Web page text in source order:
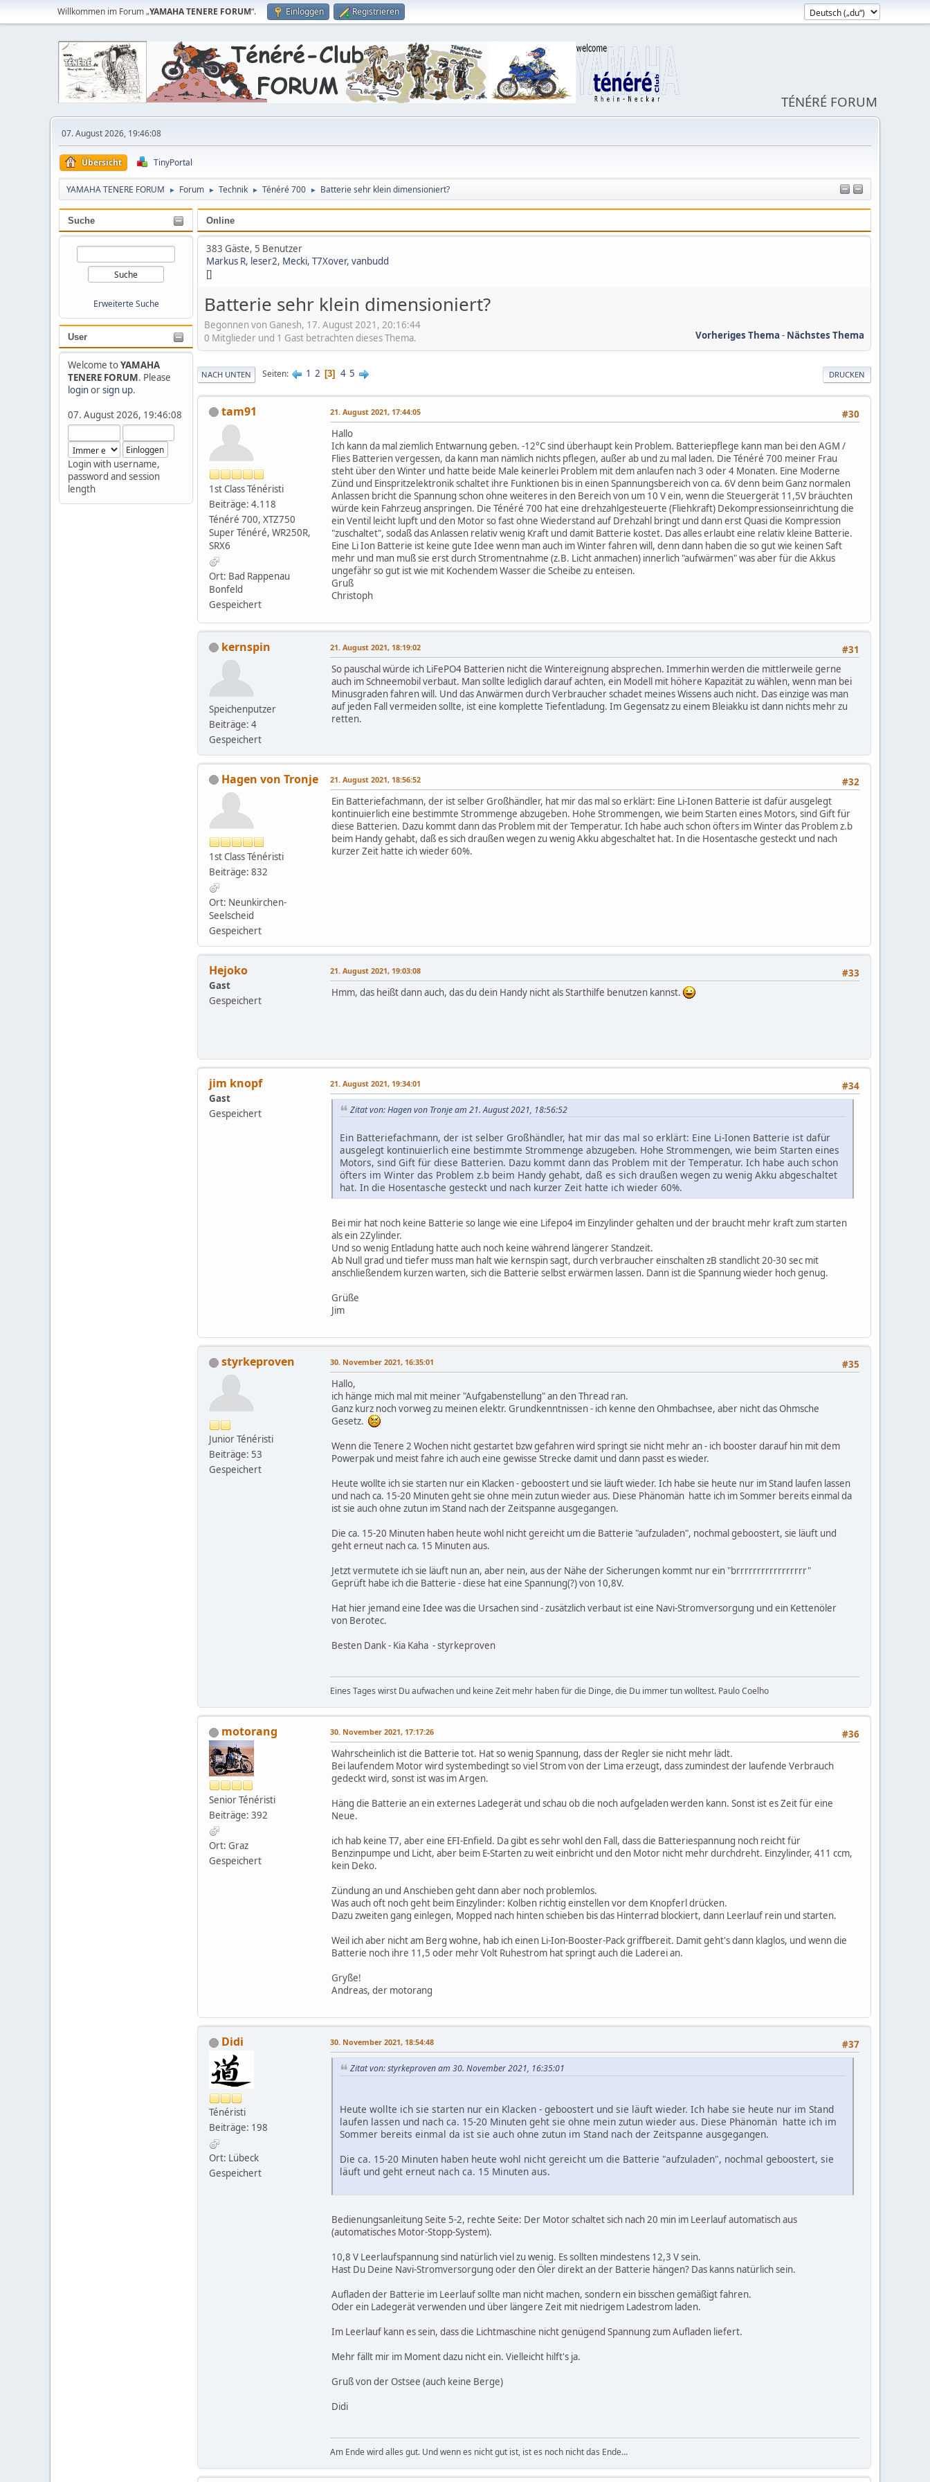
Willkommen im Forum „YAMAHA TENERE FORUM“. Einloggen Registrieren
TÉNÉRÉ FORUM
07. August 2026, 19:46:08
Übersicht TinyPortal
YAMAHA TENERE FORUM ► Forum ► Technik ► Ténéré 700 ► Batterie sehr klein dimensioniert?
Suche
Erweiterte Suche
User
Welcome toYAMAHA
TENERE FORUM. Please
loginorsign up.
07. August 2026, 19:46:08
Login with username,
password and session
length
Online
383 Gäste, 5 Benutzer
Markus R, leser2, Mecki, T7Xover, vanbudd
[]
Batterie sehr klein dimensioniert?
Begonnen von Ganesh, 17. August 2021, 20:16:44
Vorheriges Thema - Nächstes Thema
0 Mitglieder und 1 Gast betrachten dieses Thema.
DRUCKEN
NACH UNTEN Seiten 1 2 3 4 5
tam91
1st Class Ténéristi
Beiträge: 4.118
Ténéré 700, XTZ750
Super Ténéré, WR250R,
SRX6
Ort: Bad Rappenau
Bonfeld
Gespeichert
#30
21. August 2021, 17:44:05
Hallo
Ich kann da mal ziemlich Entwarnung geben. -12°C sind überhaupt kein Problem. Batteriepflege kann man bei den AGM /
Flies Batterien vergessen, da kann man nämlich nichts pflegen, außer ab und zu mal laden. Die Ténéré 700 meiner Frau
steht über den Winter und hatte beide Male keinerlei Problem mit dem anlaufen nach 3 oder 4 Monaten. Eine Moderne
Zünd und Einspritzelektronik schaltet ihre Funktionen bis in einen Spannungsbereich von ca. 6V denn beim Ganz normalen
Anlassen bricht die Spannung schon ohne weiteres in den Bereich von um 10 V ein, wenn die Steuergerät 11,5V bräuchten
würde kein Fahrzeug anspringen. Die Ténéré 700 hat eine drehzahlgesteuerte (Fliehkraft) Dekompressionseinrichtung die
ein Ventil leicht lupft und den Motor so fast ohne Wiederstand auf Drehzahl bringt und dann erst Quasi die Kompression
"zuschaltet", sodaß das Anlassen relativ wenig Kraft und damit Batterie kostet. Das alles erlaubt eine relativ kleine Batterie.
Eine Li Ion Batterie ist keine gute Idee wenn man auch im Winter fahren will, denn dann haben die so gut wie keinen Saft
mehr und man muß sie erst durch Stromentnahme (z.B. Licht anmachen) innerlich "aufwärmen" was aber für die Akkus
ungefähr so gut ist wie mit Kochendem Wasser die Scheibe zu enteisen.
Gruß
Christoph
kernspin
Speichenputzer
Beiträge: 4
Gespeichert
#31
21. August 2021, 18:19:02
So pauschal würde ich LiFePO4 Batterien nicht die Wintereignung absprechen. Immerhin werden die mittlerweile gerne
auch im Schneemobil verbaut. Man sollte lediglich darauf achten, ein Modell mit höhere Kapazität zu wählen, wenn man bei
Minusgraden fahren will. Und das Anwärmen durch Verbraucher schadet meines Wissens auch nicht. Das einzige was man
auf jeden Fall vermeiden sollte, ist eine komplette Tiefentladung. Im Gegensatz zu einem Bleiakku ist dann nichts mehr zu
retten.
Hagen von Tronje
1st Class Ténéristi
Beiträge: 832
Ort: Neunkirchen-
Seelscheid
Gespeichert
#32
21. August 2021, 18:56:52
Ein Batteriefachmann, der ist selber Großhändler, hat mir das mal so erklärt: Eine Li-Ionen Batterie ist dafür ausgelegt
kontinuierlich eine bestimmte Strommenge abzugeben. Hohe Strommengen, wie beim Starten eines Motors, sind Gift für
diese Batterien. Dazu kommt dann das Problem mit der Temperatur. Ich habe auch schon öfters im Winter das Problem z.b
beim Handy gehabt, daß es sich draußen wegen zu wenig Akku abgeschaltet hat. In die Hosentasche gesteckt und nach
kurzer Zeit hatte ich wieder 60%.
Hejoko
Gast
Gespeichert
#33
21. August 2021, 19:03:08
Hmm, das heißt dann auch, das du dein Handy nicht als Starthilfe benutzen kannst.
jim knopf
Gast
Gespeichert
#34
21. August 2021, 19:34:01
Zitat von: Hagen von Tronje am 21. August 2021, 18:56:52
Ein Batteriefachmann, der ist selber Großhändler, hat mir das mal so erklärt: Eine Li-Ionen Batterie ist dafür
ausgelegt kontinuierlich eine bestimmte Strommenge abzugeben. Hohe Strommengen, wie beim Starten eines
Motors, sind Gift für diese Batterien. Dazu kommt dann das Problem mit der Temperatur. Ich habe auch schon
öfters im Winter das Problem z.b beim Handy gehabt, daß es sich draußen wegen zu wenig Akku abgeschaltet
hat. In die Hosentasche gesteckt und nach kurzer Zeit hatte ich wieder 60%.
Bei mir hat noch keine Batterie so lange wie eine Lifepo4 im Einzylinder gehalten und der braucht mehr kraft zum starten
als ein 2Zylinder.
Und so wenig Entladung hatte auch noch keine während längerer Standzeit.
Ab Null grad und tiefer muss man halt wie kernspin sagt, durch verbraucher einschalten zB standlicht 20-30 sec mit
anschließendem kurzen warten, sich die Batterie selbst erwärmen lassen. Dann ist die Spannung wieder hoch genug.
Grüße
Jim
styrkeproven
Junior Ténéristi
Beiträge: 53
Gespeichert
#35
30. November 2021, 16:35:01
Hallo,
ich hänge mich mal mit meiner "Aufgabenstellung" an den Thread ran.
Ganz kurz noch vorweg zu meinen elektr. Grundkenntnissen - ich kenne den Ohmbachsee, aber nicht das Ohmsche
Gesetz.
Wenn die Tenere 2 Wochen nicht gestartet bzw gefahren wird springt sie nicht mehr an - ich booster darauf hin mit dem
Powerpak und meist fahre ich auch eine gewisse Strecke damit und dann passt es wieder.
Heute wollte ich sie starten nur ein Klacken - geboostert und sie läuft wieder. Ich habe sie heute nur im Stand laufen lassen
und nach ca. 15-20 Minuten geht sie ohne mein zutun wieder aus. Diese Phänomän hatte ich im Sommer bereits einmal da
ist sie auch ohne zutun im Stand nach der Zeitspanne ausgegangen.
Die ca. 15-20 Minuten haben heute wohl nicht gereicht um die Batterie "aufzuladen", nochmal geboostert, sie läuft und
geht erneut nach ca. 15 Minuten aus.
Jetzt vermutete ich sie läuft nun an, aber nein, aus der Nähe der Sicherungen kommt nur ein "brrrrrrrrrrrrrrrrr"
Geprüft habe ich die Batterie - diese hat eine Spannung(?) von 10,8V.
Hat hier jemand eine Idee was die Ursachen sind - zusätzlich verbaut ist eine Navi-Stromversorgung und ein Kettenöler
von Berotec.
Besten Dank - Kia Kaha - styrkeproven
Eines Tages wirst Du aufwachen und keine Zeit mehr haben für die Dinge, die Du immer tun wolltest. Paulo Coelho
motorang
Senior Ténéristi
Beiträge: 392
Ort: Graz
Gespeichert
#36
30. November 2021, 17:17:26
Wahrscheinlich ist die Batterie tot. Hat so wenig Spannung, dass der Regler sie nicht mehr lädt.
Bei laufendem Motor wird systembedingt so viel Strom von der Lima erzeugt, dass zumindest der laufende Verbrauch
gedeckt wird, sonst ist was im Argen.
Häng die Batterie an ein externes Ladegerät und schau ob die noch aufgeladen werden kann. Sonst ist es Zeit für eine
Neue.
ich hab keine T7, aber eine EFI-Enfield. Da gibt es sehr wohl den Fall, dass die Batteriespannung noch reicht für
Benzinpumpe und Licht, aber beim E-Starten zu weit einbricht und den Motor nicht mehr durchdreht. Einzylinder, 411 ccm,
kein Deko.
Zündung an und Anschieben geht dann aber noch problemlos.
Was auch oft noch geht beim Einzylinder: Kolben richtig einstellen vor dem Knopferl drücken.
Dazu zweiten gang einlegen, Mopped nach hinten schieben bis das Hinterrad blockiert, dann Leerlauf rein und starten.
Weil ich aber nicht am Berg wohne, hab ich einen Li-Ion-Booster-Pack griffbereit. Damit geht's dann klaglos, und wenn die
Batterie noch ihre 11,5 oder mehr Volt Ruhestrom hat springt auch die Laderei an.
Gryße!
Andreas, der motorang
Didi
Ténéristi
Beiträge: 198
Ort: Lübeck
Gespeichert
#37
30. November 2021, 18:54:48
Zitat von: styrkeproven am 30. November 2021, 16:35:01
Heute wollte ich sie starten nur ein Klacken - geboostert und sie läuft wieder. Ich habe sie heute nur im Stand
laufen lassen und nach ca. 15-20 Minuten geht sie ohne mein zutun wieder aus. Diese Phänomän hatte ich im
Sommer bereits einmal da ist sie auch ohne zutun im Stand nach der Zeitspanne ausgegangen.
Die ca. 15-20 Minuten haben heute wohl nicht gereicht um die Batterie "aufzuladen", nochmal geboostert, sie
läuft und geht erneut nach ca. 15 Minuten aus.
Bedienungsanleitung Seite 5-2, rechte Seite: Der Motor schaltet sich nach 20 min im Leerlauf automatisch aus
(automatisches Motor-Stopp-System).
10,8 V Leerlaufspannung sind natürlich viel zu wenig. Es sollten mindestens 12,3 V sein.
Hast Du Deine Navi-Stromversorgung oder den Öler direkt an der Batterie hängen? Das kanns natürlich sein.
Aufladen der Batterie im Leerlauf sollte man nicht machen, sondern ein bisschen gemäßigt fahren.
Oder ein Ladegerät verwenden und über längere Zeit mit niedrigem Ladestrom laden.
Im Leerlauf kann es sein, dass die Lichtmaschine nicht genügend Spannung zum Aufladen liefert.
Mehr fällt mir im Moment dazu nicht ein. Vielleicht hilft's ja.
Gruß von der Ostsee (auch keine Berge)
Didi
Am Ende wird alles gut. Und wenn es nicht gut ist, ist es noch nicht das Ende...